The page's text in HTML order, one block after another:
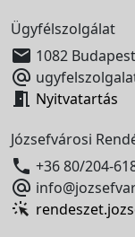
Ügyfélszolgálat
 1082

 Nyitvatartás
Józsefvárosi
 +36 80/204-
